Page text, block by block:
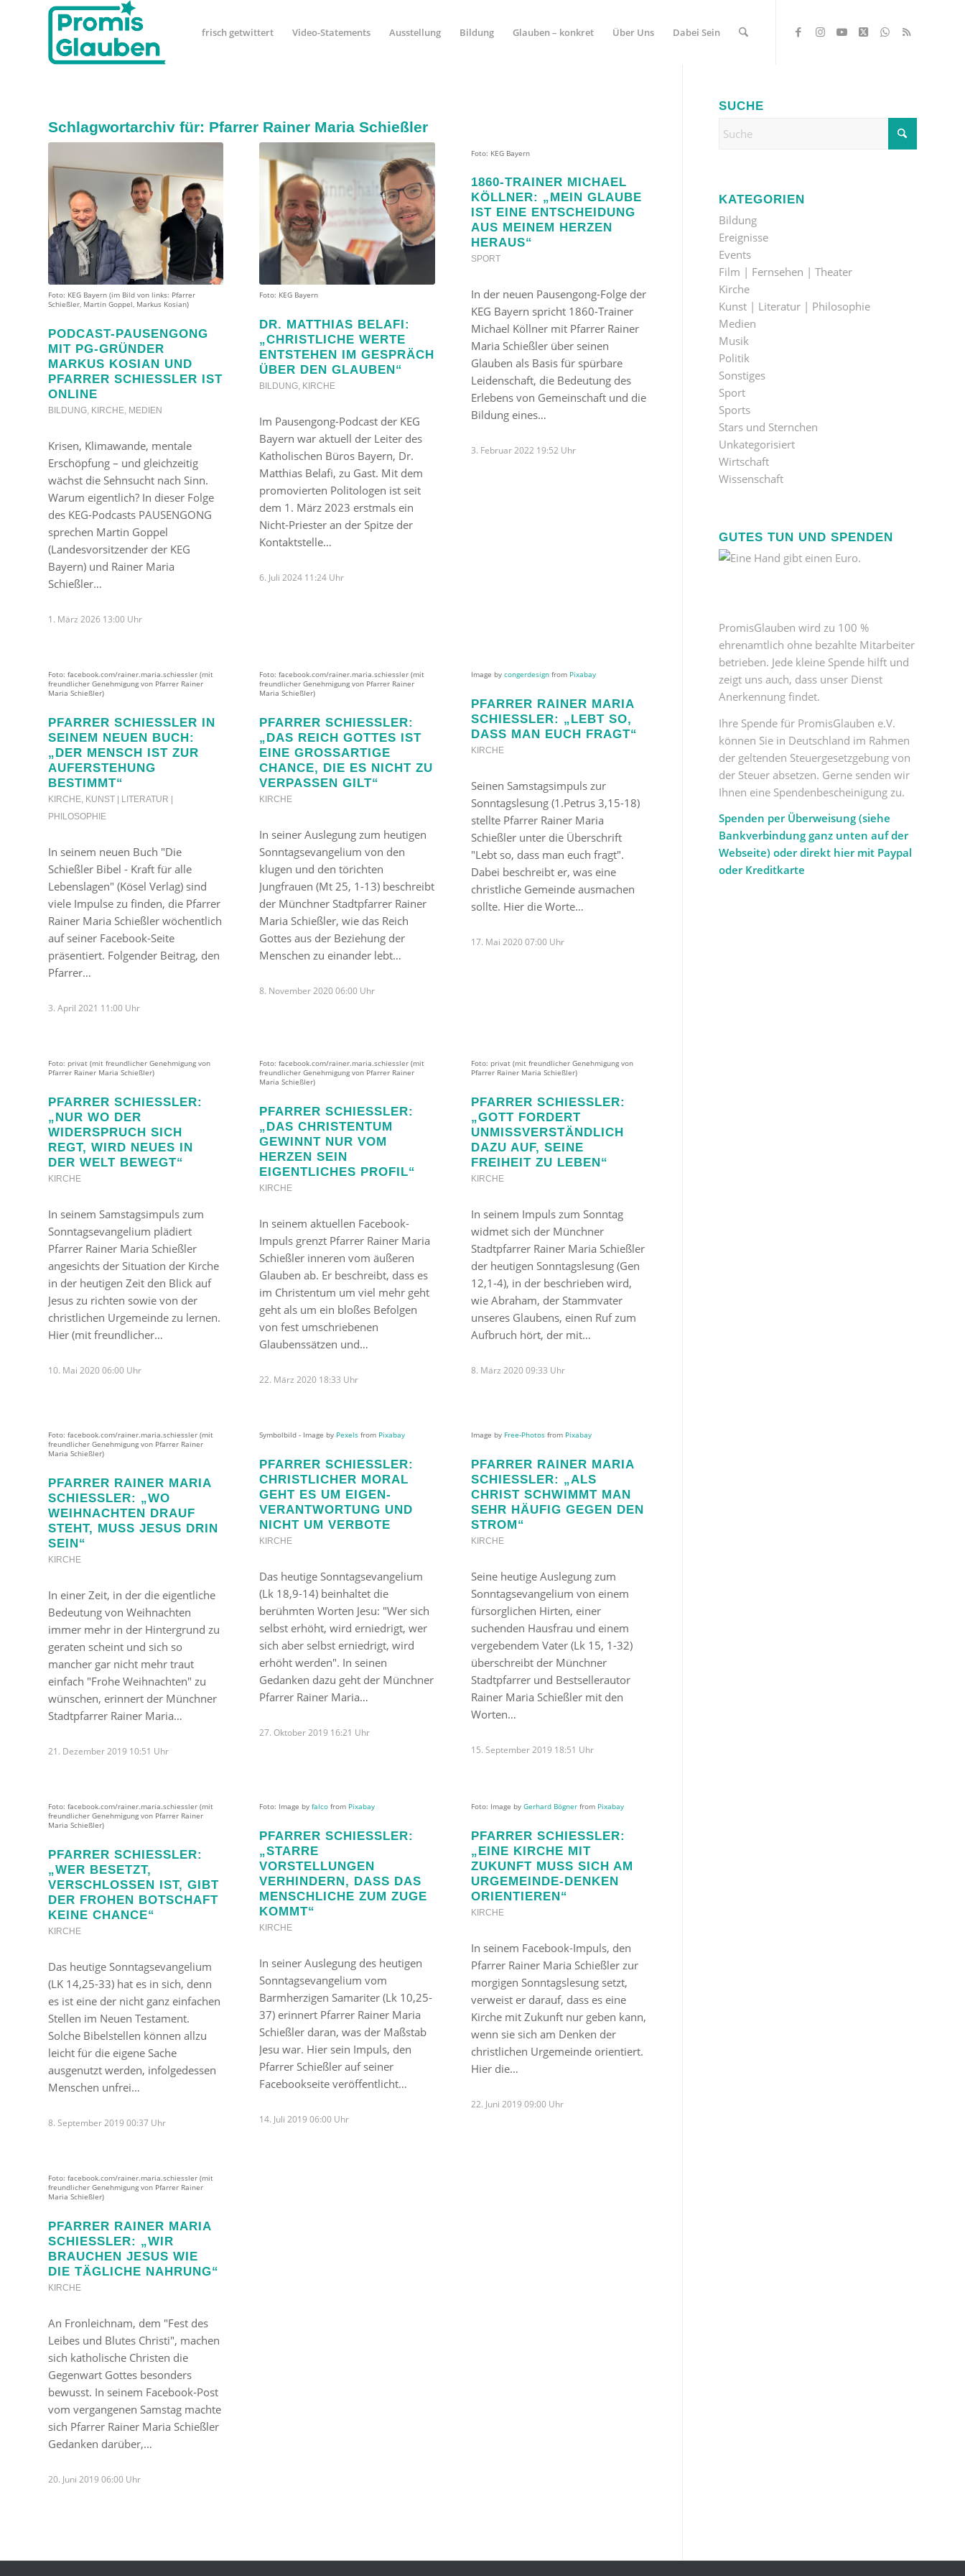
frisch getwittert Video-Statements Ausstellung Bildung Glauben – konkret Über Uns Dabei Sein
Schlagwortarchiv für: Pfarrer Rainer Maria Schießler
Foto: KEG Bayern (im Bild von links: Pfarrer
Schießler, Martin Goppel, Markus Kosian)
PODCAST-PAUSENGONG
MIT PG-GRÜNDER
MARKUS KOSIAN UND
PFARRER SCHIESSLER IST O
NLINE
BILDUNG KIRCHE MEDIEN
Krisen, Klimawande, mentale
Erschöpfung – und gleichzeitig
wächst die Sehnsucht nach Sinn.
Warum eigentlich? In dieser Folge
des KEG-Podcasts PAUSENGONG
sprechen Martin Goppel
(Landesvorsitzender der KEG
Bayern) und Rainer Maria
Schießler…
1. März 2026 13:00 Uhr
Foto: KEG Bayern
DR. MATTHIAS BELAFI:
„CHRISTLICHE WERTE
ENTSTEHEN IM GESPRÄCH
ÜBER DEN GLAUBEN“
BILDUNG KIRCHE
Im Pausengong-Podcast der KEG
Bayern war aktuell der Leiter des
Katholischen Büros Bayern, Dr.
Matthias Belafi, zu Gast. Mit dem
promovierten Politologen ist seit
dem 1. März 2023 erstmals ein
Nicht-Priester an der Spitze der
Kontaktstelle…
6. Juli 2024 11:24 Uhr
Foto: KEG Bayern
1860-TRAINER MICHAEL
KÖLLNER: „MEIN GLAUBE
IST EINE ENTSCHEIDUNG
AUS MEINEM HERZEN
HERAUS“
SPORT
In der neuen Pausengong-Folge der
KEG Bayern spricht 1860-Trainer
Michael Köllner mit Pfarrer Rainer
Maria Schießler über seinen
Glauben als Basis für spürbare
Leidenschaft, die Bedeutung des
Erlebens von Gemeinschaft und die
Bildung eines…
3. Februar 2022 19:52 Uhr
Foto: facebook.com/rainer.maria.schiessler (mit
freundlicher Genehmigung von Pfarrer Rainer
Maria Schießler)
PFARRER SCHIESSLER IN S
EINEM NEUEN BUCH: „
DER MENSCH IST ZUR A
UFERSTEHUNG B
ESTIMMT“
KIRCHE KUNST | LITERATUR |
PHILOSOPHIE
In seinem neuen Buch "Die
Schießler Bibel - Kraft für alle
Lebenslagen" (Kösel Verlag) sind
viele Impulse zu finden, die Pfarrer
Rainer Maria Schießler wöchentlich
auf seiner Facebook-Seite
präsentiert. Folgender Beitrag, den
Pfarrer…
3. April 2021 11:00 Uhr
Foto: facebook.com/rainer.maria.schiessler (mit
freundlicher Genehmigung von Pfarrer Rainer
Maria Schießler)
PFARRER SCHIESSLER: „
DAS REICH GOTTES IST E
INE GROSSARTIGE CH
ANCE, DIE ES NICHT ZU VE
RPASSEN GILT“
KIRCHE
In seiner Auslegung zum heutigen
Sonntagsevangelium von den
klugen und den törichten
Jungfrauen (Mt 25, 1-13) beschreibt
der Münchner Stadtpfarrer Rainer
Maria Schießler, wie das Reich
Gottes aus der Beziehung der
Menschen zu einander lebt…
8. November 2020 06:00 Uhr
Image by congerdesignfrom Pixabay
PFARRER RAINER MARIA
SCHIESSLER: „LEBT SO, D
ASS MAN EUCH FRAGT“
KIRCHE
Seinen Samstagsimpuls zur
Sonntagslesung (1.Petrus 3,15-18)
stellte Pfarrer Rainer Maria
Schießler unter die Überschrift
"Lebt so, dass man euch fragt".
Dabei beschreibt er, was eine
christliche Gemeinde ausmachen
sollte. Hier die Worte…
17. Mai 2020 07:00 Uhr
Foto: privat (mit freundlicher Genehmigung von
Pfarrer Rainer Maria Schießler)
PFARRER SCHIESSLER: „
NUR WO DER W
IDERSPRUCH SICH R
EGT, WIRD NEUES IN D
ER WELT BEWEGT“
KIRCHE
In seinem Samstagsimpuls zum
Sonntagsevangelium plädiert
Pfarrer Rainer Maria Schießler
angesichts der Situation der Kirche
in der heutigen Zeit den Blick auf
Jesus zu richten sowie von der
christlichen Urgemeinde zu lernen.
Hier (mit freundlicher…
10. Mai 2020 06:00 Uhr
Foto: facebook.com/rainer.maria.schiessler (mit
freundlicher Genehmigung von Pfarrer Rainer
Maria Schießler)
PFARRER SCHIESSLER: „
DAS CHRISTENTUM G
EWINNT NUR VOM H
ERZEN SEIN E
IGENTLICHES PROFIL“
KIRCHE
In seinem aktuellen Facebook-
Impuls grenzt Pfarrer Rainer Maria
Schießler inneren vom äußeren
Glauben ab. Er beschreibt, dass es
im Christentum um viel mehr geht
geht als um ein bloßes Befolgen
von fest umschriebenen
Glaubenssätzen und…
22. März 2020 18:33 Uhr
Foto: privat (mit freundlicher Genehmigung von
Pfarrer Rainer Maria Schießler)
PFARRER SCHIESSLER: „
GOTT FORDERT U
NMISSVERSTÄNDLICH D
AZU AUF, SEINE F
REIHEIT ZU LEBEN“
KIRCHE
In seinem Impuls zum Sonntag
widmet sich der Münchner
Stadtpfarrer Rainer Maria Schießler
der heutigen Sonntagslesung (Gen
12,1-4), in der beschrieben wird,
wie Abraham, der Stammvater
unseres Glaubens, einen Ruf zum
Aufbruch hört, der mit…
8. März 2020 09:33 Uhr
Foto: facebook.com/rainer.maria.schiessler (mit
freundlicher Genehmigung von Pfarrer Rainer
Maria Schießler)
PFARRER RAINER MARIA
SCHIESSLER: „WO W
EIHNACHTEN DRAUF S
TEHT, MUSS JESUS DRIN S
EIN“
KIRCHE
In einer Zeit, in der die eigentliche
Bedeutung von Weihnachten
immer mehr in der Hintergrund zu
geraten scheint und sich so
mancher gar nicht mehr traut
einfach "Frohe Weihnachten" zu
wünschen, erinnert der Münchner
Stadtpfarrer Rainer Maria…
21. Dezember 2019 10:51 Uhr
Symbolbild - Image by Pexels from Pixabay
PFARRER SCHIESSLER: C
HRISTLICHER MORAL G
EHT ES UM EIGEN-V
ERANTWORTUNG UND N
ICHT UM VERBOTE
KIRCHE
Das heutige Sonntagsevangelium
(Lk 18,9-14) beinhaltet die
berühmten Worten Jesu: "Wer sich
selbst erhöht, wird erniedrigt, wer
sich aber selbst erniedrigt, wird
erhöht werden". In seinen
Gedanken dazu geht der Münchner
Pfarrer Rainer Maria…
27. Oktober 2019 16:21 Uhr
Image by Free-Photosfrom Pixabay
PFARRER RAINER MARIA
SCHIESSLER: „ALS C
HRIST SCHWIMMT MAN S
EHR HÄUFIG GEGEN DEN S
TROM“
KIRCHE
Seine heutige Auslegung zum
Sonntagsevangelium von einem
fürsorglichen Hirten, einer
suchenden Hausfrau und einem
vergebendem Vater (Lk 15, 1-32)
überschreibt der Münchner
Stadtpfarrer und Bestsellerautor
Rainer Maria Schießler mit den
Worten…
15. September 2019 18:51 Uhr
Foto: facebook.com/rainer.maria.schiessler (mit
freundlicher Genehmigung von Pfarrer Rainer
Maria Schießler)
PFARRER SCHIESSLER: „
WER BESETZT, V
ERSCHLOSSEN IST, GIBT D
ER FROHEN BOTSCHAFT K
EINE CHANCE“
KIRCHE
Das heutige Sonntagsevangelium
(LK 14,25-33) hat es in sich, denn
es ist eine der nicht ganz einfachen
Stellen im Neuen Testament.
Solche Bibelstellen können allzu
leicht für die eigene Sache
ausgenutzt werden, infolgedessen
Menschen unfrei…
8. September 2019 00:37 Uhr
Foto: Image byfalco from Pixabay
PFARRER SCHIESSLER: „
STARRE V
ORSTELLUNGEN V
ERHINDERN, DASS DAS M
ENSCHLICHE ZUM ZUGE K
OMMT“
KIRCHE
In seiner Auslegung des heutigen
Sonntagsevangelium vom
Barmherzigen Samariter (Lk 10,25-
37) erinnert Pfarrer Rainer Maria
Schießler daran, was der Maßstab
Jesu war. Hier sein Impuls, den
Pfarrer Schießler auf seiner
Facebookseite veröffentlicht…
14. Juli 2019 06:00 Uhr
Foto: Image by Gerhard Bögnerfrom Pixabay
PFARRER SCHIESSLER: „
EINE KIRCHE MIT Z
UKUNFT MUSS SICH AM U
RGEMEINDE-DENKEN O
RIENTIEREN“
KIRCHE
In seinem Facebook-Impuls, den
Pfarrer Rainer Maria Schießler zur
morgigen Sonntagslesung setzt,
verweist er darauf, dass es eine
Kirche mit Zukunft nur geben kann,
wenn sie sich am Denken der
christlichen Urgemeinde orientiert.
Hier die…
22. Juni 2019 09:00 Uhr
Foto: facebook.com/rainer.maria.schiessler (mit
freundlicher Genehmigung von Pfarrer Rainer
Maria Schießler)
PFARRER RAINER MARIA
SCHIESSLER: „WIR B
RAUCHEN JESUS WIE D
IE TÄGLICHE NAHRUNG“
KIRCHE
An Fronleichnam, dem "Fest des
Leibes und Blutes Christi", machen
sich katholische Christen die
Gegenwart Gottes besonders
bewusst. In seinem Facebook-Post
vom vergangenen Samstag machte
sich Pfarrer Rainer Maria Schießler
Gedanken darüber,…
20. Juni 2019 06:00 Uhr
SUCHE
KATEGORIEN
Bildung
Ereignisse
Events
Film | Fernsehen | Theater
Kirche
Kunst | Literatur | Philosophie
Medien
Musik
Politik
Sonstiges
Sport
Sports
Stars und Sternchen
Unkategorisiert
Wirtschaft
Wissenschaft
GUTES TUN UND SPENDEN
PromisGlauben wird zu 100 %
ehrenamtlich ohne bezahlte Mitarbeiter
betrieben. Jede kleine Spende hilft und
zeigt uns auch, dass unser Dienst
Anerkennung findet.
Ihre Spende für PromisGlauben e.V.
können Sie in Deutschland im Rahmen
der geltenden Steuergesetzgebung von
der Steuer absetzen. Gerne senden wir
Ihnen eine Spendenbescheinigung zu.
Spenden per Überweisung (siehe
Bankverbindung ganz unten auf der
Webseite) oder direkt hier mit Paypal
oder Kreditkarte